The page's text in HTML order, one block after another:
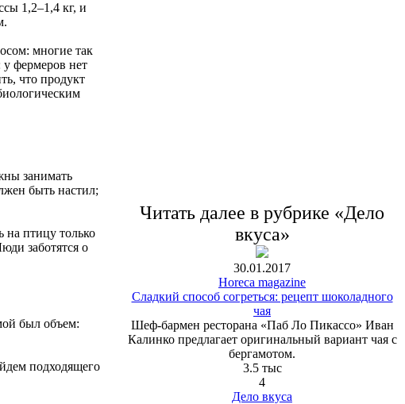
1,2‒1,4 кг, и
многие так
фермеров нет
что продукт
занимать
быть настил;
на птицу только
заботятся о
был объем:
подходящего
Читать далее в рубрике «Дело
вкуса»
30.01.2017
Horeca magazine
Сладкий способ согреться: рецепт шоколадного
чая
Шеф-бармен ресторана «Паб Ло Пикассо» Иван
Калинко предлагает оригинальный вариант чая с
бергамотом.
3.5 тыс
4
Дело вкуса